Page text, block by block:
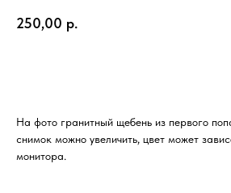
250,00 р.
На фото гранитный щебень из первого
снимок можно увеличить, цвет может
монитора.